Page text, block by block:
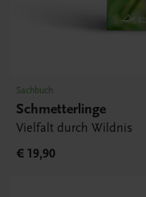
Sachbuch
Schmetterlinge
Vielfalt durch Wildnis
€ 19,90